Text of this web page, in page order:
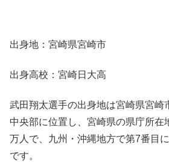
出身地：宮崎県宮崎市
出身高校：宮崎日大高
武田翔太選手の出身地は宮崎県宮崎
中央部に位置し、宮崎県の県庁所在
万人で、九州・沖縄地方で第7番目
です。